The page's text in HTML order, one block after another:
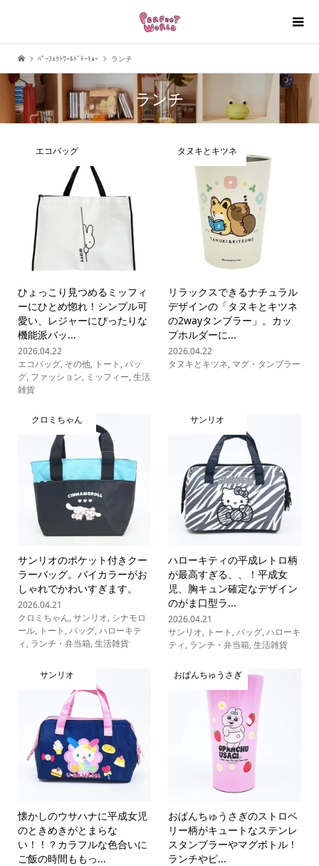
ﾊﾟｰﾌｪｸﾄﾜｰﾙﾄﾞﾄｰｷｮｰ ランチ
ランチ
エコバッグ
ひょっこり見つめるミッフィ
ーにひとめ惚れ！シンプル可
愛い、レジャーにぴったりな
機能派バッ...
2026.04.22
エコバッグ, その他, トート ,バッ
グ, ファッション, ミッフィー,生活
雑貨
タヌキとキツネ
リラックスできるナチュラル
デザインの「タヌキとキツネ
の2wayタンブラー」。カッ
プホルダーに...
2026.04.22
タヌキとキツネ, マグ・タンブラー
クロミちゃん
サンリオのポケット付きクー
ラーバッグ。バイカラーがお
しゃれでかわいすぎます。
2026.04.21
クロミちゃん,サンリオ, シナモロ
ール, トート ,バッグ,ハローキテ
ィ, ランチ・弁当箱,生活雑貨
サンリオ
ハローキティの平成レトロ柄
が最高すぎる、、！平成女
児、胸キュン確定なデザイン
のがま口型ラ...
2026.04.21
サンリオ, トート ,バッグ,ハローキ
ティ, ランチ・弁当箱,生活雑貨
サンリオ
懐かしのウサハナに平成女児
のときめきがとまらな
い！！？カラフルな色合いに
ご飯の時間ももっ...
おぱんちゅうさぎ
おぱんちゅうさぎのストロベ
リー柄がキュートなステンレ
スタンブラーやマグボトル！
ランチやピ...